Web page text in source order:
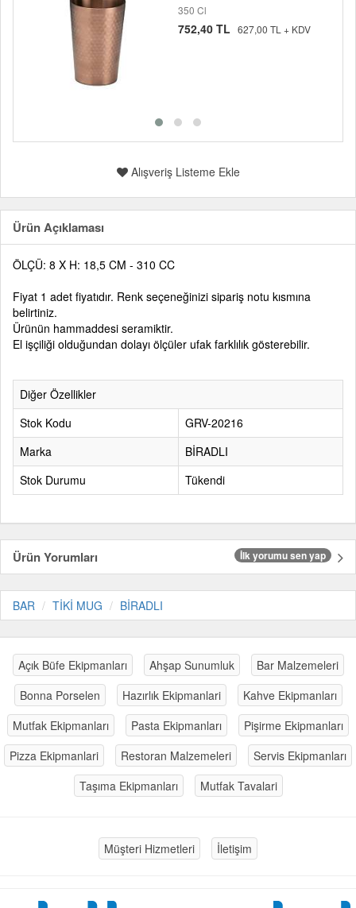
350 Cl
752,40 TL 627,00 TL + KDV
Alışveriş Listeme Ekle
Ürün Açıklaması
ÖLÇÜ: 8 X H: 18,5 CM - 310 CC
Fiyat 1 adet fiyatıdır. Renk seçeneğinizi sipariş notu kısmına
belirtiniz.
Ürünün hammaddesi seramiktir.
El işçiliği olduğundan dolayı ölçüler ufak farklılık gösterebilir.
Diğer Özellikler
Stok Kodu
GRV-20216
Marka
BİRADLI
Stok Durumu
Tükendi
Ürün Yorumları İlk yorumu sen yap
BAR TİKİ MUG BİRADLI
Açık Büfe Ekipmanları Ahşap Sunumluk
Bar Malzemeleri
Bonna Porselen
Hazırlık Ekipmanlari
Kahve Ekipmanları
Mutfak Ekipmanları
Pasta Ekipmanları
Pişirme Ekipmanları
Pizza Ekipmanlari
Restoran Malzemeleri
Servis Ekipmanları
Taşıma Ekipmanları
Mutfak Tavalari
Müşteri Hizmetleri İletişim